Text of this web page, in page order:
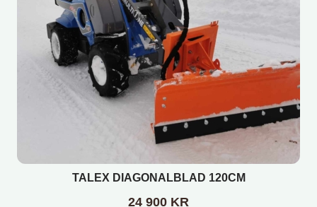
TALEX DIAGONALBLAD 120CM
24 900 KR